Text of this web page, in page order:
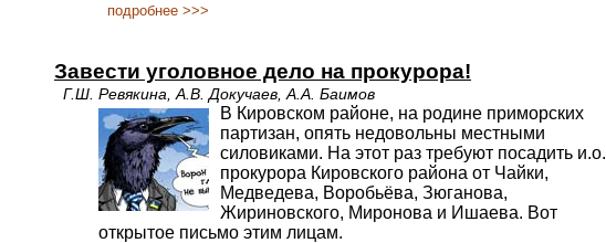
подробнее >>>
Завести уголовное дело на прокурора!
Г.Ш. Ревякина, А.В. Докучаев, А.А. Баимов
В Кировском районе, на родине приморских
партизан, опять недовольны местными
силовиками. На этот раз требуют посадить и.о.
прокурора Кировского района от Чайки,
Медведева, Воробьёва, Зюганова,
Жириновского, Миронова и Ишаева. Вот
открытое письмо этим лицам.